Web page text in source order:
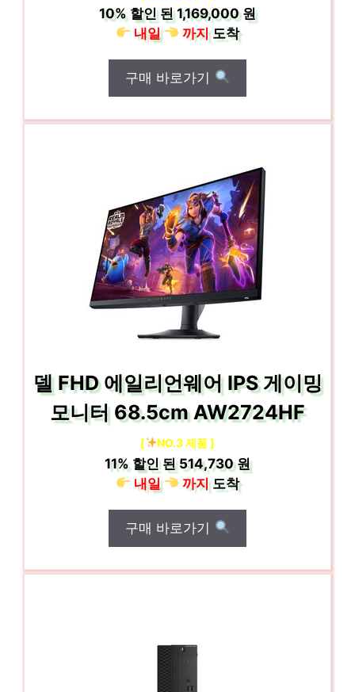
10% 할인 된1,169,000 원
내일
까지도착
구매 바로가기
델 FHD 에일리언웨어 IPS 게이밍
모니터 68.5cm AW2724HF
[ NO.3 제품 ]
11% 할인 된514,730 원
내일
까지도착
구매 바로가기